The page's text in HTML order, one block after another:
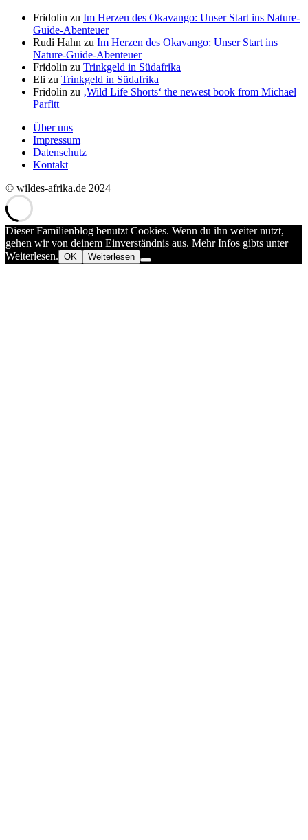
Fridolin zu Im Herzen des Okavango: Unser Start ins Nature-
Guide-Abenteuer
Rudi Hahn zu Im Herzen des Okavango: Unser Start ins
Nature-Guide-Abenteuer
Fridolin zu Trinkgeld in Südafrika
Eli zu Trinkgeld in Südafrika
Fridolin zu ‚Wild Life Shorts‘ the newest book from Michael
Parfitt
Über uns
Impressum
Datenschutz
Kontakt
© wildes-afrika.de 2024
Dieser Familienblog benutzt Cookies. Wenn du ihn weiter nutzt,
gehen wir von deinem Einverständnis aus. Mehr Infos gibts unter
Weiterlesen. OK Weiterlesen